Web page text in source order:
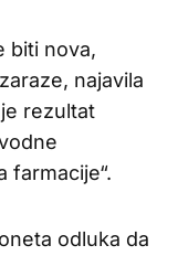
biti nova,
najavila
rezultat
farmacije“.
odluka da